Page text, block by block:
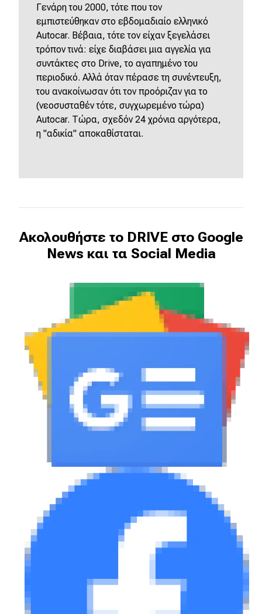
Γενάρη του 2000, τότε που τον
εμπιστεύθηκαν στο εβδομαδιαίο ελληνικό
Autocar. Βέβαια, τότε τον είχαν ξεγελάσει
τρόπον τινά: είχε διαβάσει μια αγγελία για
συντάκτες στο Drive, το αγαπημένο του
περιοδικό. Αλλά όταν πέρασε τη συνέντευξη,
του ανακοίνωσαν ότι τον προόριζαν για το
(νεοσυσταθέν τότε, συγχωρεμένο τώρα)
Autocar. Τώρα, σχεδόν 24 χρόνια αργότερα,
η "αδικία" αποκαθίσταται.
Ακολουθήστε το DRIVE στο Google
News και τα Social Media